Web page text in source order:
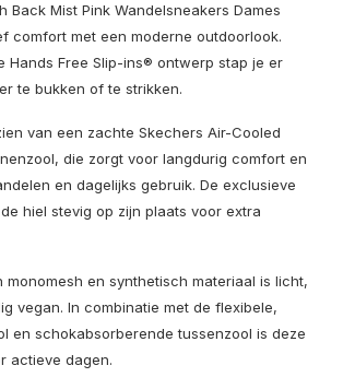
Back Mist Pink Wandelsneakers Dames
comfort met een moderne outdoorlook.
Hands Free Slip-ins® ontwerp stap je er
te bukken of te strikken.
van een zachte Skechers Air-Cooled
die zorgt voor langdurig comfort en
en dagelijks gebruik. De exclusieve
hiel stevig op zijn plaats voor extra
monomesh en synthetisch materiaal is licht,
vegan. In combinatie met de flexibele,
en schokabsorberende tussenzool is deze
actieve dagen.